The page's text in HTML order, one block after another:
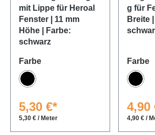
mit Lippe für Heroal
Fenster | 11 mm
Höhe | Farbe:
schwarz
Farbeauswählen
Schwarz
5,30 €*
5,30 € / Meter
g für
Breite
Farbe
4,90
4,90 € /